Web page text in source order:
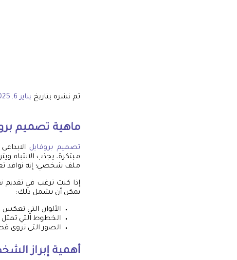
تم نشره بتاريخ يناير 6, 2025
ماهية تصميم
تصميم بروفايل
مبتكرة، يجذب الانتباه
ملف شخصي؛ إنه نوافذ
إذا كنت ترغب في تقديم
يمكن أن يشمل ذلك:
الألوان التي
الخطوط التي
الصور التي تروي
أهمية إبراز